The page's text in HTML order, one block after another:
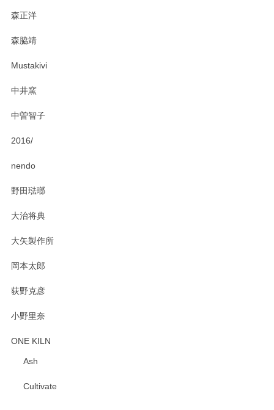
森正洋
森脇靖
Mustakivi
中井窯
中曽智子
2016/
nendo
野田琺瑯
大治将典
大矢製作所
岡本太郎
荻野克彦
小野里奈
ONE KILN
Ash
Cultivate